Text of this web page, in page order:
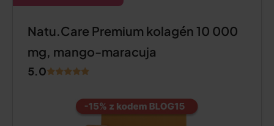
Natu.Care Premium kolagén 10 000
mg, mango-maracuja
5.0